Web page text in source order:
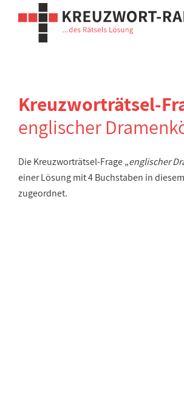
Kreuzworträtsel-
englischer
Die Kreuzworträtsel-Frage „englischer
einer Lösung mit 4 Buchstaben in
zugeordnet.